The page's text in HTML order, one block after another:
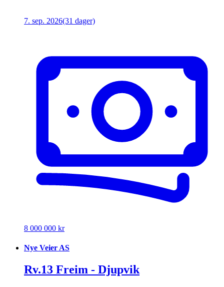
7. sep. 2026(31 dager)
8 000 000 kr
Nye Veier AS
Rv.13 Freim - Djupvik